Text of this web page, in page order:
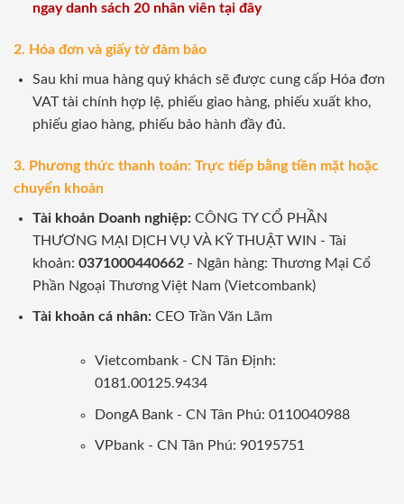
ngay danh sách 20 nhân viên tại đây
2. Hóa đơn và giấy tờ đảm bảo
Sau khi mua hàng quý khách sẽ được cung cấp Hóa đơn
VAT tài chính hợp lệ, phiếu giao hàng, phiếu xuất kho,
phiếu giao hàng, phiếu bảo hành đầy đủ.
3. Phương thức thanh toán: Trực tiếp bằng tiền mặt hoặc
chuyển khoản
Tài khoản Doanh nghiệp:CÔNG TY CỔ PHẦN
THƯƠNG MẠI DỊCH VỤ VÀ KỸ THUẬT WIN - Tài
khoản: 0371000440662- Ngân hàng: Thương Mại Cổ
Phần Ngoại Thương Việt Nam (Vietcombank)
Tài khoản cá nhân: CEO Trần Văn Lãm
Vietcombank - CN Tân Định:
0181.00125.9434
DongA Bank - CN Tân Phú: 0110040988
VPbank - CN Tân Phú: 90195751